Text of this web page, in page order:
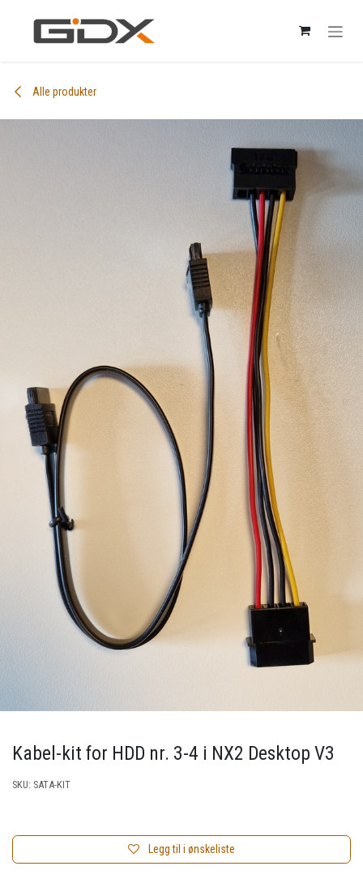
Alle produkter
Kabel-kit for HDD nr. 3-4 i NX2 Desktop V3
SKU: SATA-KIT
Legg til i ønskeliste